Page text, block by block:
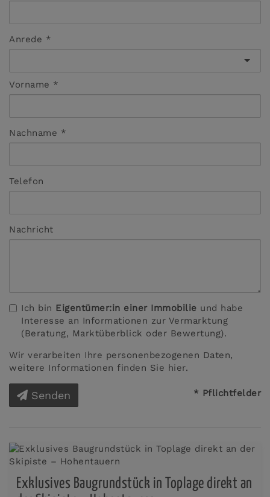
Anrede
Vorname
Nachname
Telefon
Nachricht
Ich bin Eigentümer:in einer Immobilie und habe
Interesse an Informationen zur Vermarktung
(Beratung, Marktüberblick oder Bewertung).
Wir verarbeiten Ihre personenbezogenen Daten,
weitere Informationen finden Sie hier.
Senden * Pflichtfelder
Exklusives Baugrundstück in Toplage direkt an